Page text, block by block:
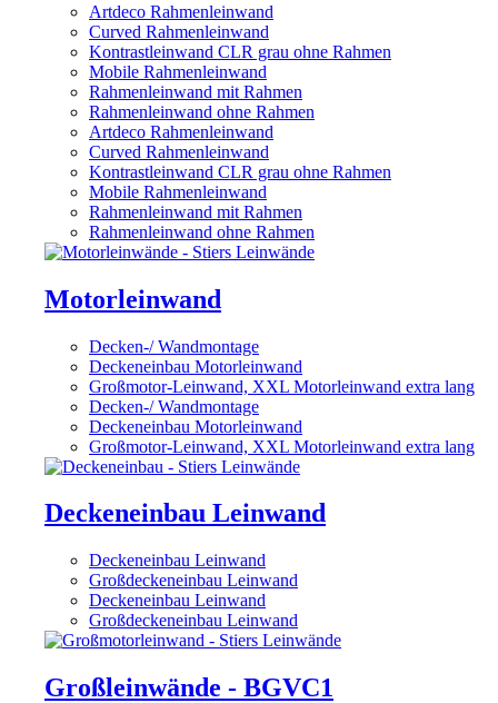
Artdeco Rahmenleinwand
Curved Rahmenleinwand
Kontrastleinwand CLR grau ohne Rahmen
Mobile Rahmenleinwand
Rahmenleinwand mit Rahmen
Rahmenleinwand ohne Rahmen
Artdeco Rahmenleinwand
Curved Rahmenleinwand
Kontrastleinwand CLR grau ohne Rahmen
Mobile Rahmenleinwand
Rahmenleinwand mit Rahmen
Rahmenleinwand ohne Rahmen
Motorleinwand
Decken-/ Wandmontage
Deckeneinbau Motorleinwand
Großmotor-Leinwand, XXL Motorleinwand extra lang
Decken-/ Wandmontage
Deckeneinbau Motorleinwand
Großmotor-Leinwand, XXL Motorleinwand extra lang
Deckeneinbau Leinwand
Deckeneinbau Leinwand
Großdeckeneinbau Leinwand
Deckeneinbau Leinwand
Großdeckeneinbau Leinwand
Großleinwände - BGVC1